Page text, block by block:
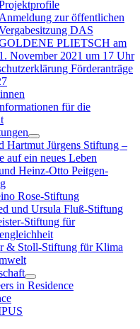
Anmeldung zur öffentlichen
DAS
PLIETSCH am
1. November 2021 um 17 Uhr
Förderanträge
für die
Hartmut Jürgens Stiftung –
auf ein neues Leben
Heinz-Otto Peitgen-
Rose-Stiftung
und Ursula Fluß-Stiftung
Stiftung für
& Stoll-Stiftung für Klima
in Residence